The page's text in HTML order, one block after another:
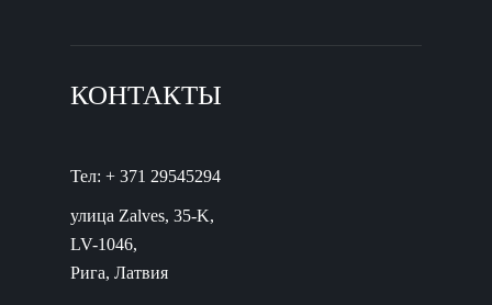
КОНТАКТЫ
Тел: + 371 29545294
улица Zalves, 35-K,
LV-1046,
Рига, Латвия